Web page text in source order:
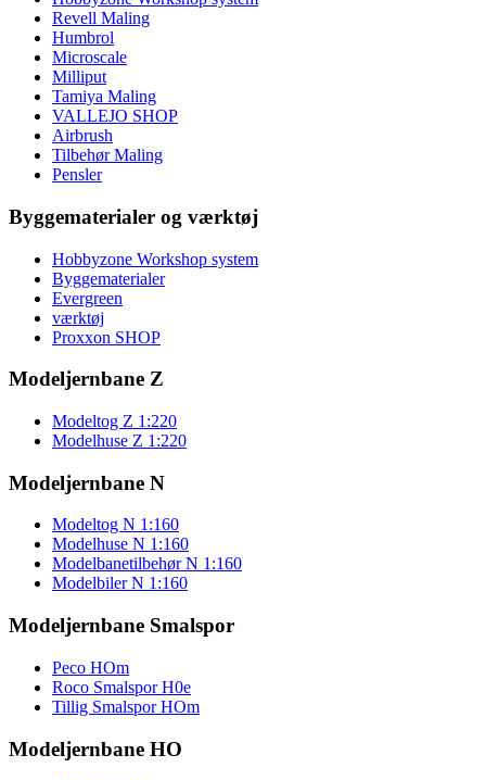
Revell Maling
Humbrol
Microscale
Milliput
Tamiya Maling
VALLEJO SHOP
Airbrush
Tilbehør Maling
Pensler
Byggematerialer og værktøj
Hobbyzone Workshop system
Byggematerialer
Evergreen
værktøj
Proxxon SHOP
Modeljernbane Z
Modeltog Z 1:220
Modelhuse Z 1:220
Modeljernbane N
Modeltog N 1:160
Modelhuse N 1:160
Modelbanetilbehør N 1:160
Modelbiler N 1:160
Modeljernbane Smalspor
Peco HOm
Roco Smalspor H0e
Tillig Smalspor HOm
Modeljernbane HO